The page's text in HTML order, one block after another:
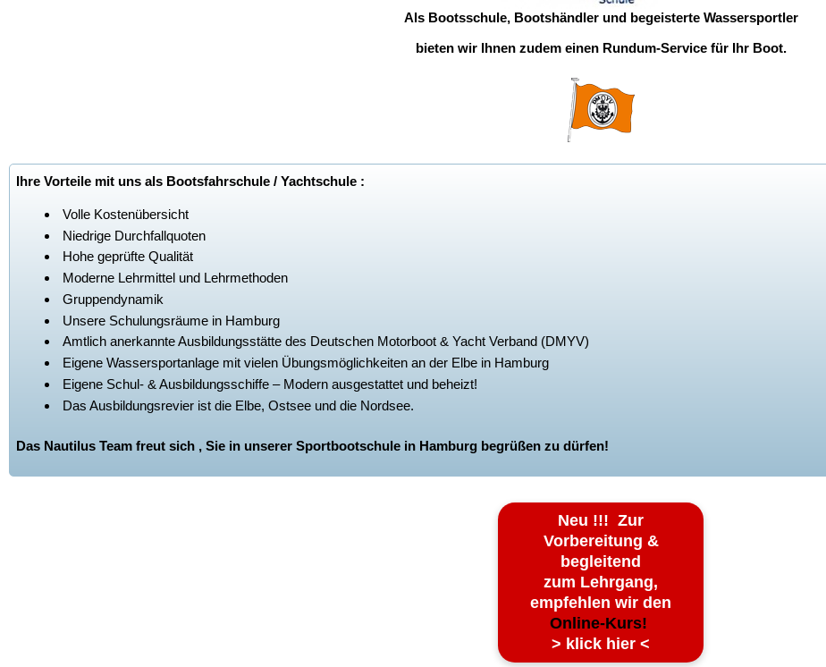
Als Bootsschule, Bootshändler und begeisterte Wassersportler
bieten wir Ihnen zudem einen Rundum-Service für Ihr Boot.
Ihre Vorteile mit uns als Bootsfahrschule / Yachtschule :
Volle Kostenübersicht
Niedrige Durchfallquoten
Hohe geprüfte Qualität
Moderne Lehrmittel und Lehrmethoden
Gruppendynamik
Unsere Schulungsräume in Hamburg
Amtlich anerkannte Ausbildungsstätte des Deutschen Motorboot & Yacht Verband (DMYV)
Eigene Wassersportanlage mit vielen Übungsmöglichkeiten an der Elbe in Hamburg
Eigene Schul- & Ausbildungsschiffe – Modern ausgestattet und beheizt!
Das Ausbildungsrevier ist die Elbe, Ostsee und die Nordsee.
Das Nautilus Team freut sich , Sie in unserer Sportbootschule in Hamburg begrüßen zu dürfen!
Neu !!! Zur
Vorbereitung &
begleitend
zum Lehrgang,
empfehlen wir den
Online-Kurs!
> klick hier <